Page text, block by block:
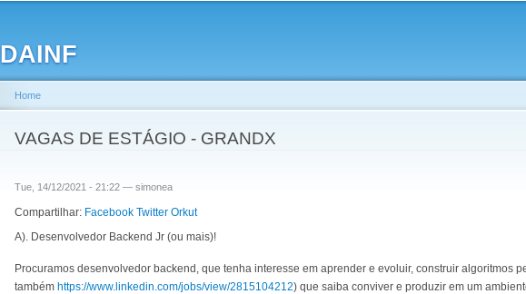
DAINF
You are here
Home
VAGAS DE ESTÁGIO - GRANDX
Tue, 14/12/2021 - 21:22 — simonea
Compartilhar: Facebook Twitter Orkut
A). Desenvolvedor Backend Jr (ou mais)!
Procuramos desenvolvedor backend, que tenha interesse em aprender e evoluir, construir algoritmos
também https://www.linkedin.com/jobs/view/2815104212) que saiba conviver e produzir em um